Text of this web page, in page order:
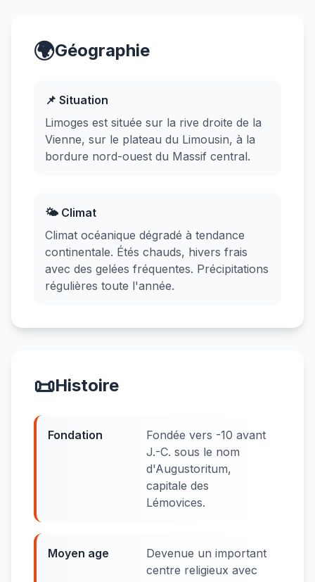
🌍Géographie
📌 Situation
Limoges est située sur la rive droite de la
Vienne, sur le plateau du Limousin, à la
bordure nord-ouest du Massif central.
🌤️ Climat
Climat océanique dégradé à tendance
continentale. Étés chauds, hivers frais
avec des gelées fréquentes. Précipitations
régulières toute l'année.
📜Histoire
Fondation
Fondée vers -10 avant
J.-C. sous le nom
d'Augustoritum,
capitale des
Lémovices.
Moyen age
Devenue un important
centre religieux avec